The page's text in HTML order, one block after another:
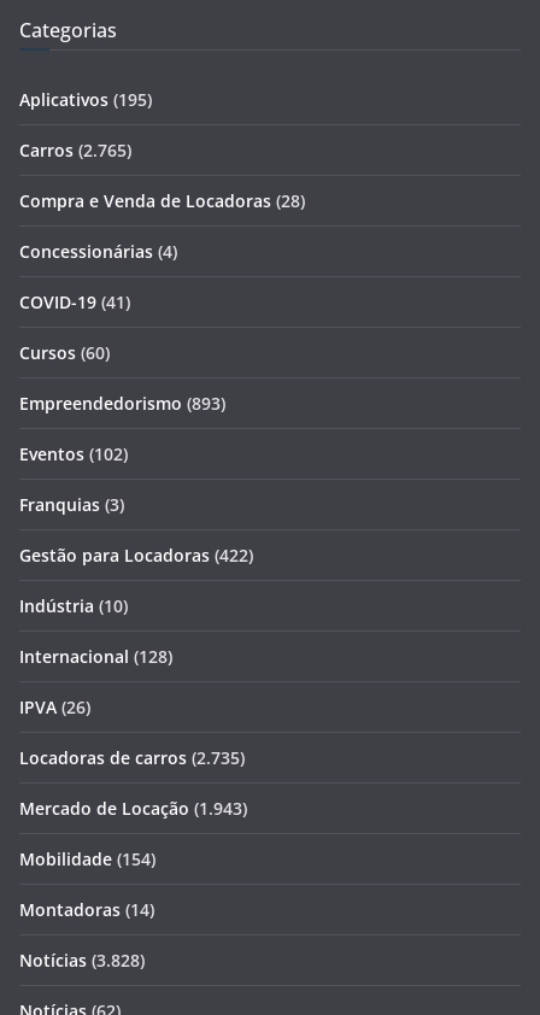
Categorias
Aplicativos (195)
Carros (2.765)
Compra e Venda de Locadoras (28)
Concessionárias (4)
COVID-19 (41)
Cursos (60)
Empreendedorismo (893)
Eventos (102)
Franquias (3)
Gestão para Locadoras (422)
Indústria (10)
Internacional (128)
IPVA (26)
Locadoras de carros (2.735)
Mercado de Locação (1.943)
Mobilidade (154)
Montadoras (14)
Notícias (3.828)